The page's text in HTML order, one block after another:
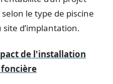
le type de piscine
site d’implantation.
de l'installation
foncière